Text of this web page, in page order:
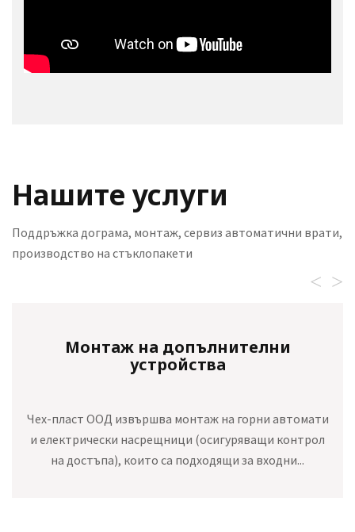
Нашите услуги
Поддръжка дограма, монтаж, сервиз автоматични врати,
производство на стъклопакети
Монтаж на допълнителни
устройства
Чех-пласт ООД извършва монтаж на горни автомати
и електрически насрещници (осигуряващи контрол
на достъпа), които са подходящи за входни...
< >